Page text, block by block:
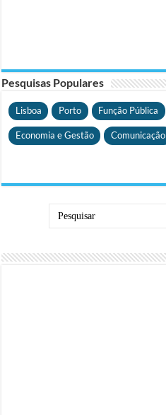
Pesquisas Populares
Lisboa Porto Função Pública
Economia e Gestão Comunicação